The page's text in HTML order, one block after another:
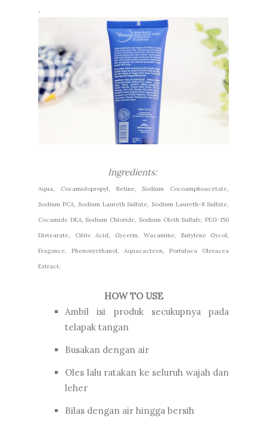
.
Ingredients:
Aqua, Cocamidopropyl, Betine, Sodium Cocoamphoacetate,
Sodium PCA, Sodium Laureth Sulfate, Sodium Laureth-8 Sulfate,
Cocamide DEA, Sodium Chloride, Sodium Oleth Sulfafe, PEG-150
Distearate, Citric Acid, Gycerin, Wacamine, Butylene Gycol,
Fragance, Phenoxyethanol, Aquacacteen, Portulaca Oleracea
Extract.
HOW TO USE
Ambil isi produk secukupnya pada
telapak tangan
Busakan dengan air
Oles lalu ratakan ke seluruh wajah dan
leher
Bilas dengan air hingga bersih